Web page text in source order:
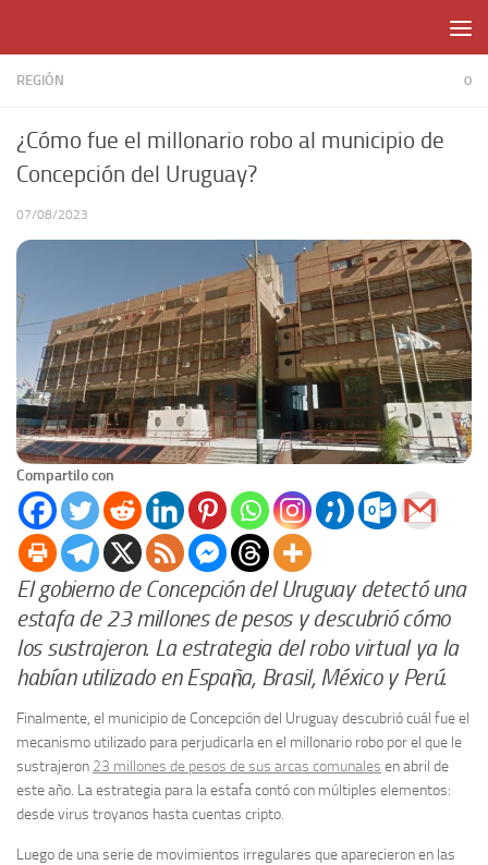
REGIÓN 0
¿Cómo fue el millonario robo al municipio de
Concepción del Uruguay?
07/08/2023
Compartilo con
El gobierno de Concepción del Uruguay detectó una
estafa de 23 millones de pesos y descubrió cómo
los sustrajeron. La estrategia del robo virtual ya la
habían utilizado en España, Brasil, México y Perú.
Finalmente, el municipio de Concepción del Uruguay descubrió cuál fue el
mecanismo utilizado para perjudicarla en el millonario robo por el que le
sustrajeron 23 millones de pesos de sus arcas comunales en abril de
este año. La estrategia para la estafa contó con múltiples elementos:
desde virus troyanos hasta cuentas cripto.
Luego de una serie de movimientos irregulares que aparecieron en las